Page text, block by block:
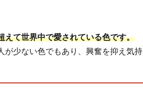
えて世界中で愛されている色です。
が少ない色でもあり、興奮を抑え気持